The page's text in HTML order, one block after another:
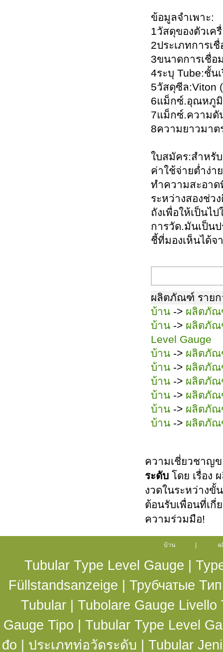
ข้อมูลจำเพาะ:
1วัสดุของตัวเค
2ประเภทการเ
3ขนาดการเชื่อ
4ระบุ Tube:ชั้น
5วัสดุซีล:Viton
6แม็กซ์.อุณหภูมิ
7แม็กซ์.ความดั
8ความยาวมาต
ใบสมัคร:สำหรั
ค่าใช้จ่ายต่ำง่า
ทำความสะอา
ระหว่างสองช่ว
ถังเพื่อให้เป็นไ
การวัด.มันเป็น
ชี้ที่มองเห็นได้จ
ผลิตภัณฑ์ รายก
บ้าน -> ผลิตภั
บ้าน -> ผลิตภั
Level Gauge
บ้าน -> ผลิตภั
บ้าน -> ผลิตภั
บ้าน -> ผลิตภั
บ้าน -> ผลิตภั
บ้าน -> ผลิตภั
บ้าน -> ผลิตภั
ความเชี่ยวชาญข
ระดับ โดย เรื่อง
งวดในระหว่างขั้
ต้อนรับเพื่อนที่เกี่
ความร่วมมือ!
บ้าน
Tubular Type Level Gauge
Füllstandsanzeige
Трубчатые
Tubular| Tubolare Gauge Livello
Gauge Tipo
Tubular Type Level
đo | ประเภทท่อวัดระดับ | Tubular